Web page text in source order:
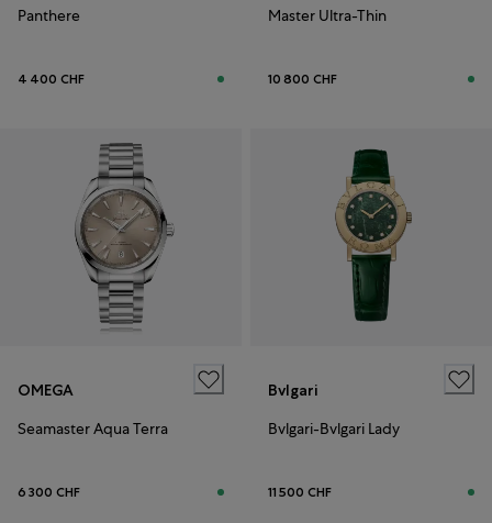
Panthere
4 400 CHF
Master Ultra-Thin
10 800 CHF
OMEGA
Seamaster Aqua Terra
6 300 CHF
Bvlgari
Bvlgari-Bvlgari Lady
11 500 CHF